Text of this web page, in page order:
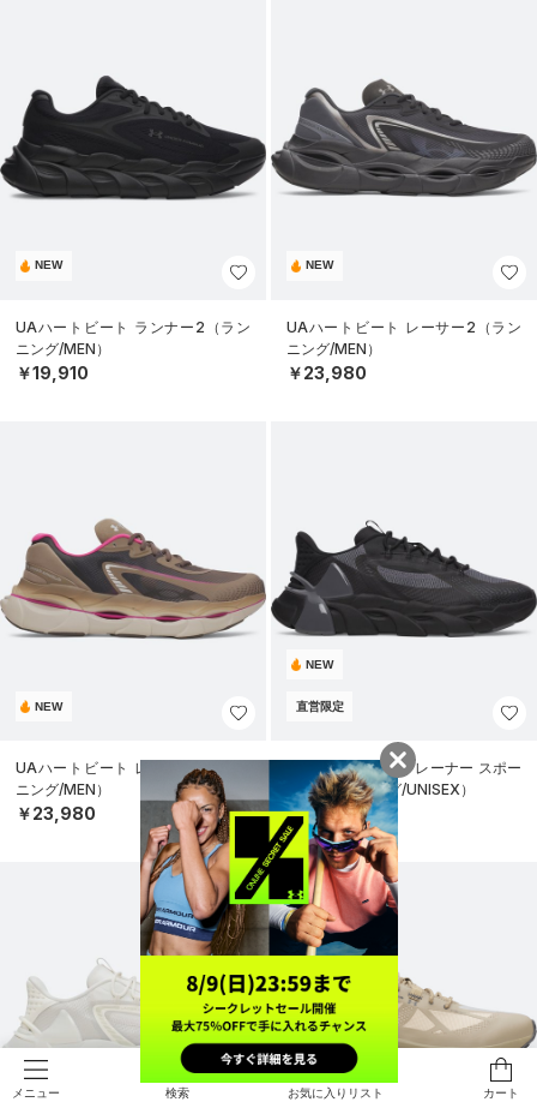
メニュー 検索 お気に入りリスト カート
NEW
UAハートビート ランナー2（ラン
ニング/MEN）
￥19,910
NEW
UAハートビート レーサー2（ラン
ニング/MEN）
￥23,980
NEW
UAハートビート レーサー2（ラン
ニング/MEN）
￥23,980
NEW
直営限定
UAハートビート トレーナー スポー
ツ（トレーニング/UNISEX）
￥18,920